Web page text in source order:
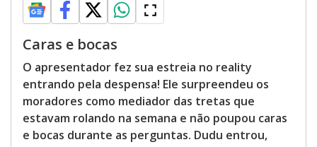
Caras e bocas
O apresentador fez sua estreia no reality
entrando pela despensa! Ele surpreendeu os
moradores como mediador das tretas que
estavam rolando na semana e não poupou caras
e bocas durante as perguntas. Dudu entrou,